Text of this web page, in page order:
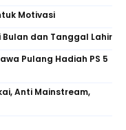
Motivasi
dan Tanggal Lahir
Pulang Hadiah PS 5
Anti Mainstream,